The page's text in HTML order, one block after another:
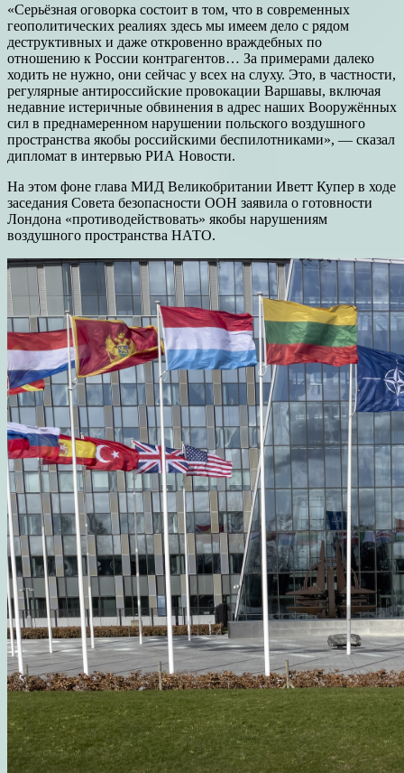
«Серьёзная оговорка состоит в том, что в современных
геополитических реалиях здесь мы имеем дело с рядом
деструктивных и даже откровенно враждебных по
отношению к России контрагентов… За примерами далеко
ходить не нужно, они сейчас у всех на слуху. Это, в частности,
регулярные антироссийские провокации Варшавы, включая
недавние истеричные обвинения в адрес наших Вооружённых
сил в преднамеренном нарушении польского воздушного
пространства якобы российскими беспилотниками», — сказал
дипломат в интервью РИА Новости.
На этом фоне глава МИД Великобритании Иветт Купер в ходе
заседания Совета безопасности ООН заявила о готовности
Лондона «противодействовать» якобы нарушениям
воздушного пространства НАТО.